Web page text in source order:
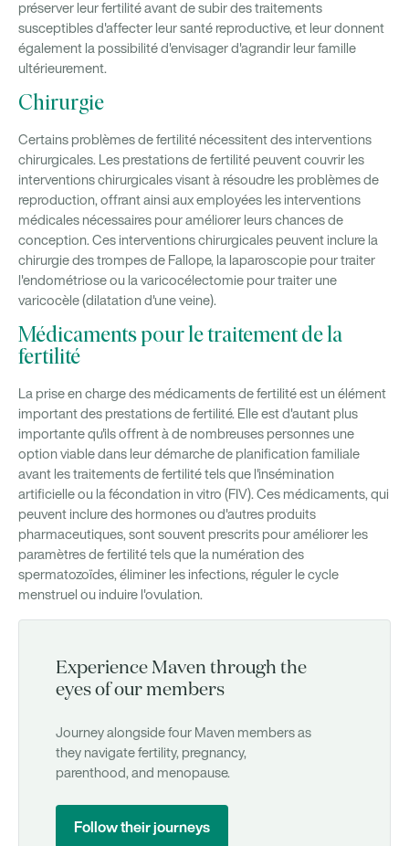
préserver leur fertilité avant de subir des traitements
susceptibles d'affecter leur santé reproductive, et leur donnent
également la possibilité d'envisager d'agrandir leur famille
ultérieurement.
Chirurgie
Certains problèmes de fertilité nécessitent des interventions
chirurgicales. Les prestations de fertilité peuvent couvrir les
interventions chirurgicales visant à résoudre les problèmes de
reproduction, offrant ainsi aux employées les interventions
médicales nécessaires pour améliorer leurs chances de
conception. Ces interventions chirurgicales peuvent inclure la
chirurgie des trompes de Fallope, la laparoscopie pour traiter
l'endométriose ou la varicocélectomie pour traiter une
varicocèle (dilatation d'une veine).
Médicaments pour le traitement de la
fertilité
La prise en charge des médicaments de fertilité est un élément
important des prestations de fertilité. Elle est d'autant plus
importante qu'ils offrent à de nombreuses personnes une
option viable dans leur démarche de planification familiale
avant les traitements de fertilité tels que l'insémination
artificielle ou la fécondation in vitro (FIV). Ces médicaments, qui
peuvent inclure des hormones ou d'autres produits
pharmaceutiques, sont souvent prescrits pour améliorer les
paramètres de fertilité tels que la numération des
spermatozoïdes, éliminer les infections, réguler le cycle
menstruel ou induire l'ovulation.
Experience Maven through the
eyes of our members
Journey alongside four Maven members as
they navigate fertility, pregnancy,
parenthood, and menopause.
Follow their journeys